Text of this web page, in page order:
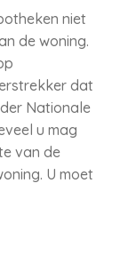
niet
de woning.
dat
Nationale
u mag
van de
U moet